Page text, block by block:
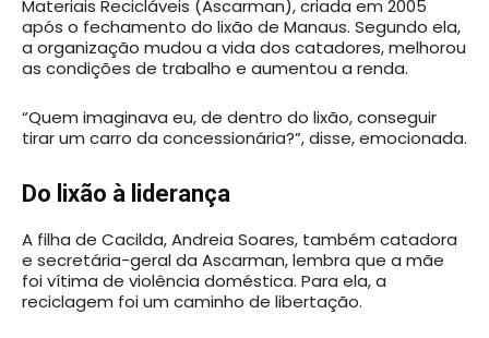
Materiais Recicláveis (Ascarman), criada em 2005
após o fechamento do lixão de Manaus. Segundo ela,
a organização mudou a vida dos catadores, melhorou
as condições de trabalho e aumentou a renda.
“Quem imaginava eu, de dentro do lixão, conseguir
tirar um carro da concessionária?”, disse, emocionada.
Do lixão à liderança
A filha de Cacilda, Andreia Soares, também catadora
e secretária-geral da Ascarman, lembra que a mãe
foi vítima de violência doméstica. Para ela, a
reciclagem foi um caminho de libertação.